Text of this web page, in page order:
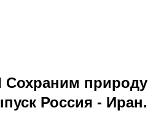
Сохраним природу
Россия - Иран.